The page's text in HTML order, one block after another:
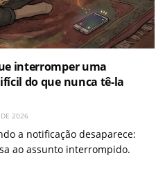
interromper uma
do que nunca tê-la
2026
a notificação desaparece:
ao assunto interrompido.